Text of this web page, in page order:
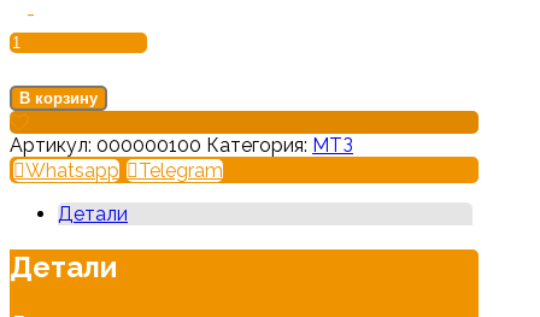
товара
Опора
картера
50-
1002040-
В
-
В корзину
Артикул: 000000100 Категория: МТЗ
Whatsapp
Telegram
Детали
Детали